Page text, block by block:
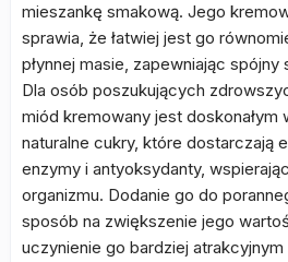
mieszankę smakową. Jego
sprawia, że łatwiej jest go
płynnej masie, zapewniając spójny
Dla osób poszukujących
miód kremowany jest doskonałym
naturalne cukry, które dostarczają
enzymy i antyoksydanty,
organizmu. Dodanie go do
sposób na zwiększenie jego
uczynienie go bardziej